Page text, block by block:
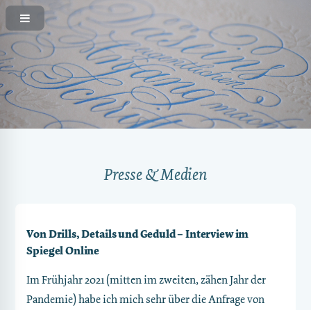
Presse & Medien
Von Drills, Details und Geduld – Interview im
Spiegel Online
Im Frühjahr 2021 (mitten im zweiten, zähen Jahr der
Pandemie) habe ich mich sehr über die Anfrage von